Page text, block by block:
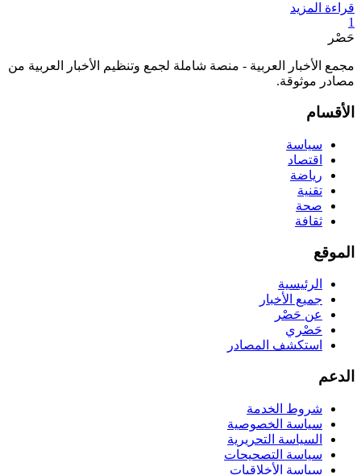
قراءة المزيد
1
حَصْر
مجمع الأخبار العربية - منصة شاملة لجمع وتنظيم الأخبار العربية من
مصادر موثوقة.
الأقسام
سياسة
اقتصاد
رياضة
تقنية
صحة
ثقافة
الموقع
الرئيسية
جميع الأخبار
عن حَصْر
حَصْري
استكشف المصادر
الدعم
شروط الخدمة
سياسة الخصوصية
السياسة التحريرية
سياسة التصحيحات
سياسة الأخلاقيات